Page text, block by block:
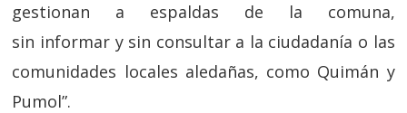
gestionan a espaldas de la comuna,
sin informar y sin consultara la ciudadanía o las
comunidades locales aledañas, como Quimán y
Pumol”.